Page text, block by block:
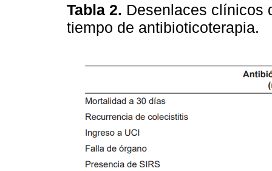
Tabla 2. Desenlaces clínicos
tiempo de antibioticoterapia.